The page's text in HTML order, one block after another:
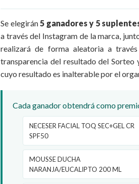
Se elegirán5 ganadores y 5
a través del Instagram de la marca,
realizará de forma aleatoria a
transparencia del resultado del
cuyo resultado es inalterable por el
Cada ganador obtendrá como
NECESER FACIAL TOQ SEC+GEL CR
SPF50
MOUSSE DUCHA
NARANJA/EUCALIPTO 200 ML